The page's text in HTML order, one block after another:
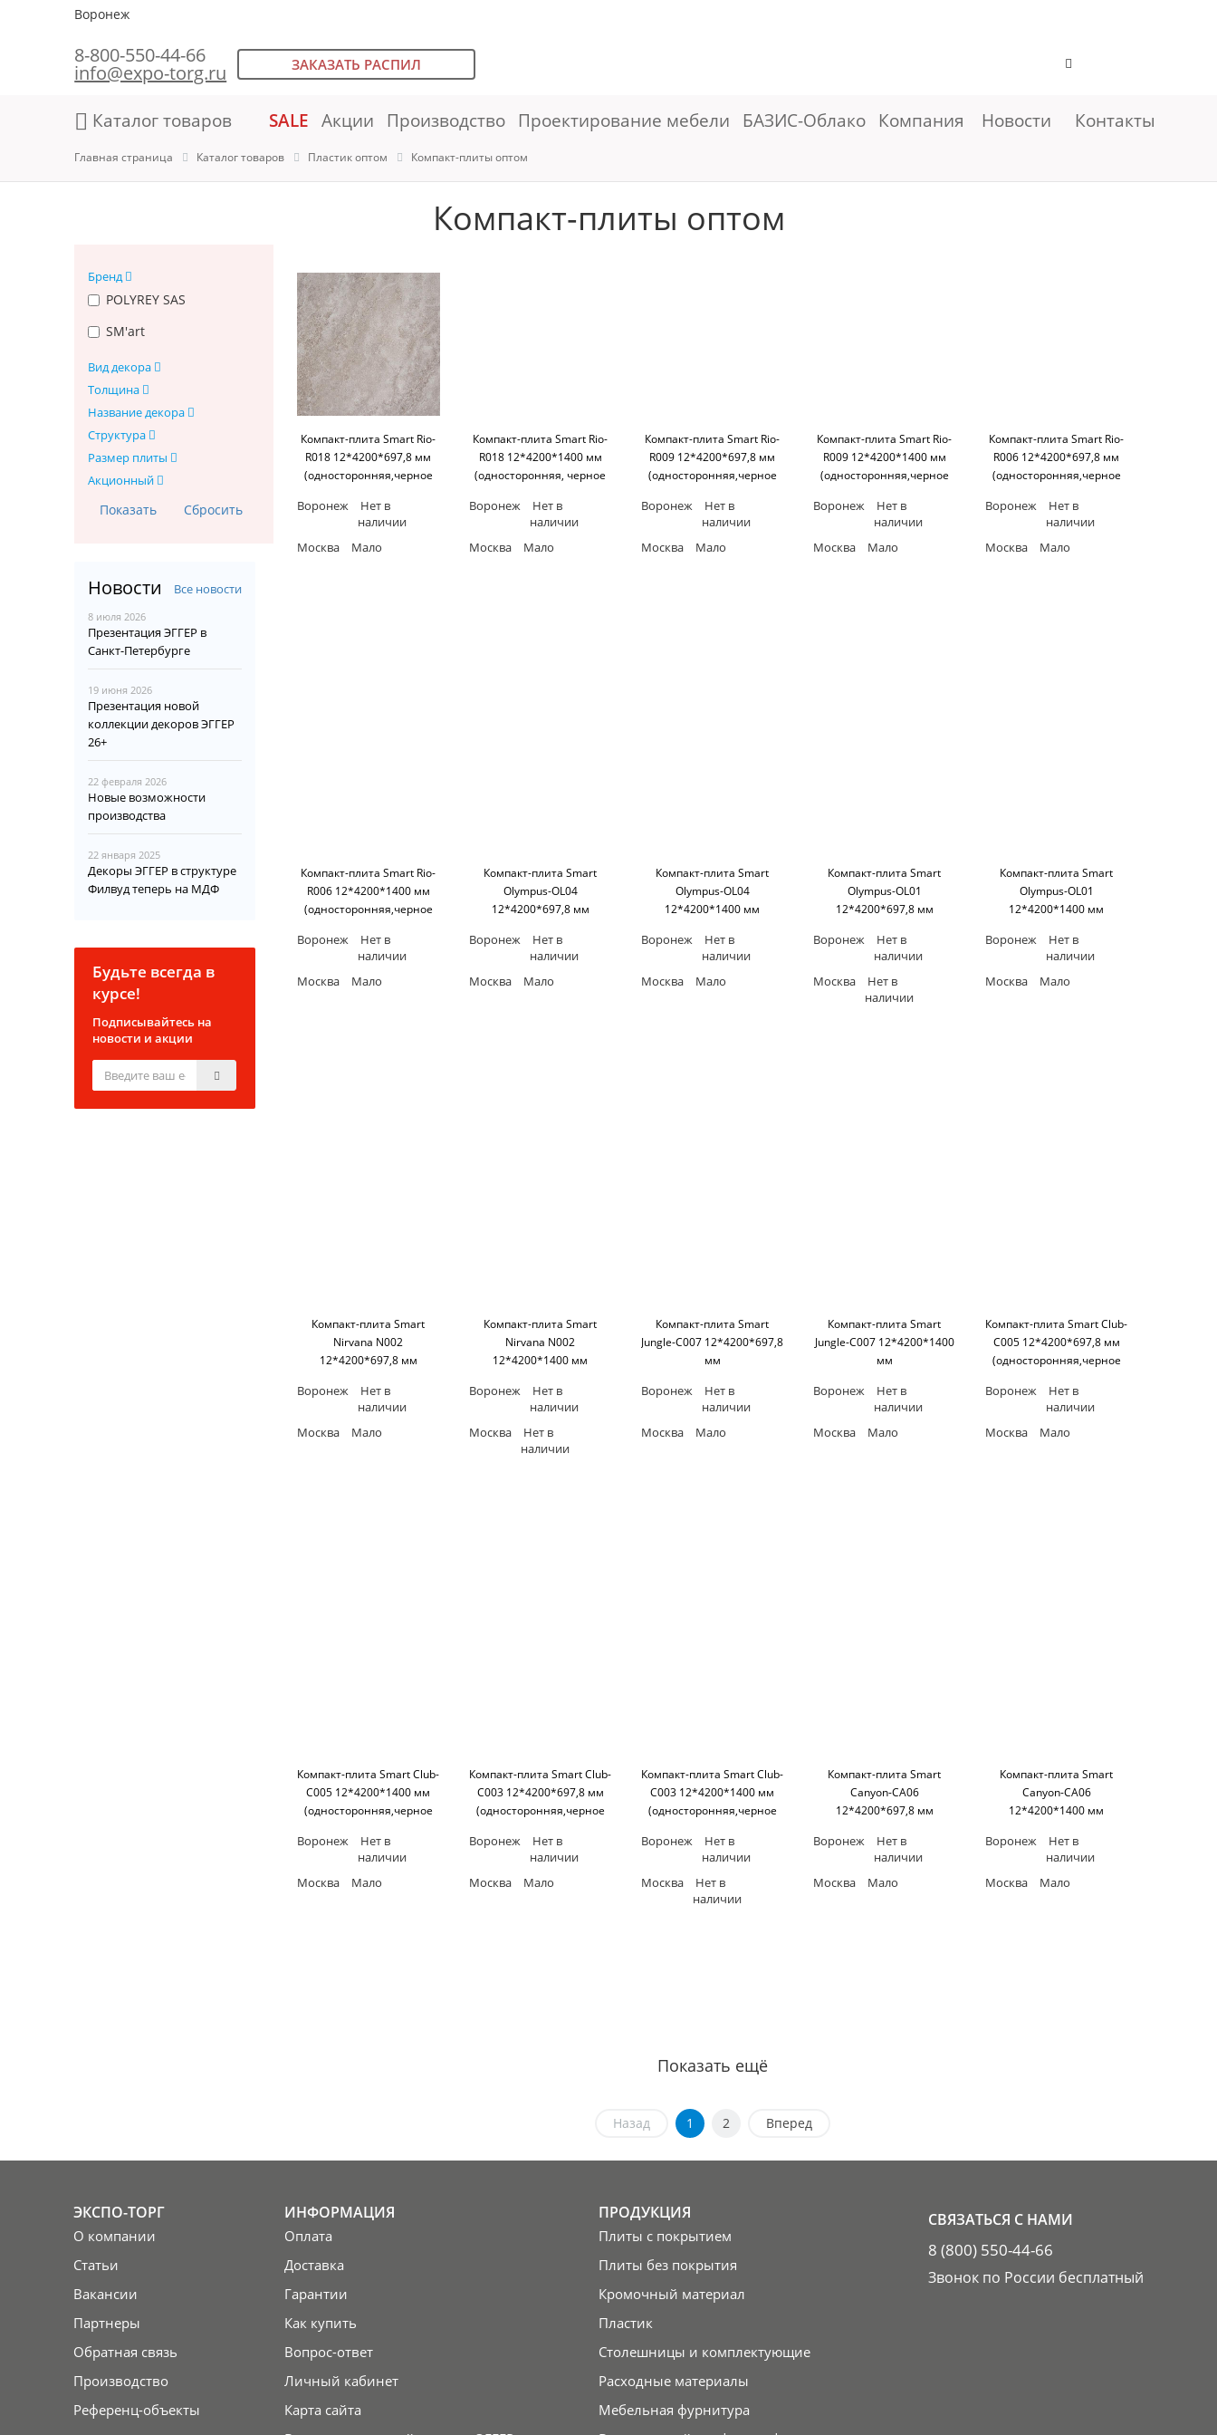
Воронеж
8-800-550-44-66
info@expo-torg.ru ЗАКАЗАТЬ РАСПИЛ
Каталог товаров SALE Акции Производство Проектирование мебели БАЗИС-Облако Компания Новости Контакты
Главная страница Каталог товаров Пластик оптом Компакт-плиты оптом
Компакт-плиты оптом
Бренд
POLYREY SAS
SM'art
Вид декора
Толщина
Название декора
Структура
Размер плиты
Акционный
Новости Все новости
8 июля 2026
Презентация ЭГГЕР в
Санкт-Петербурге
19 июня 2026
Презентация новой
коллекции декоров ЭГГЕР
26+
22 февраля 2026
Новые возможности
производства
22 января 2025
Декоры ЭГГЕР в структуре
Филвуд теперь на МДФ
Будьте всегда в
курсе!
Подписывайтесь на
новости и акции
Компакт-плита Smart Rio-
R018 12*4200*697,8 мм
(односторонняя,черное
Воронеж
Нет в
наличии
Москва
Мало
Компакт-плита Smart Rio-
R018 12*4200*1400 мм
(односторонняя, черное
Воронеж
Нет в
наличии
Москва
Мало
Компакт-плита Smart Rio-
R009 12*4200*697,8 мм
(односторонняя,черное
Воронеж
Нет в
наличии
Москва
Мало
Компакт-плита Smart Rio-
R009 12*4200*1400 мм
(односторонняя,черное
Воронеж
Нет в
наличии
Москва
Мало
Компакт-плита Smart Rio-
R006 12*4200*697,8 мм
(односторонняя,черное
Воронеж
Нет в
наличии
Москва
Мало
Компакт-плита Smart Rio-
R006 12*4200*1400 мм
(односторонняя,черное
Воронеж
Нет в
наличии
Москва
Мало
Компакт-плита Smart
Olympus-OL04
12*4200*697,8 мм
основание) SM'art
Воронеж
Нет в
наличии
Москва
Мало
Компакт-плита Smart
Olympus-OL04
12*4200*1400 мм
основание) SM'art
Воронеж
Нет в
наличии
Москва
Мало
Компакт-плита Smart
Olympus-OL01
12*4200*697,8 мм
основание) SM'art
Воронеж
Нет в
наличии
Москва
Нет в
наличии
Компакт-плита Smart
Olympus-OL01
12*4200*1400 мм
основание) SM'art
Воронеж
Нет в
наличии
Москва
Мало
Компакт-плита Smart
Nirvana N002
12*4200*697,8 мм
основание) SM'art
Воронеж
Нет в
наличии
Москва
Мало
Компакт-плита Smart
Nirvana N002
12*4200*1400 мм
основание) SM'art
Воронеж
Нет в
наличии
Москва
Нет в
наличии
Компакт-плита Smart
Jungle-C007 12*4200*697,8
мм
основание) SM'art
Воронеж
Нет в
наличии
Москва
Мало
Компакт-плита Smart
Jungle-C007 12*4200*1400
мм
основание) SM'art
Воронеж
Нет в
наличии
Москва
Мало
Компакт-плита Smart Club-
C005 12*4200*697,8 мм
(односторонняя,черное
Воронеж
Нет в
наличии
Москва
Мало
Компакт-плита Smart Club-
C005 12*4200*1400 мм
(односторонняя,черное
Воронеж
Нет в
наличии
Москва
Мало
Компакт-плита Smart Club-
C003 12*4200*697,8 мм
(односторонняя,черное
Воронеж
Нет в
наличии
Москва
Мало
Компакт-плита Smart Club-
C003 12*4200*1400 мм
(односторонняя,черное
Воронеж
Нет в
наличии
Москва
Нет в
наличии
Компакт-плита Smart
Canyon-CA06
12*4200*697,8 мм
основание) SM'art
Воронеж
Нет в
наличии
Москва
Мало
Компакт-плита Smart
Canyon-CA06
12*4200*1400 мм
основание) SM'art
Воронеж
Нет в
наличии
Москва
Мало
Показать ещё
Назад 1 2 Вперед
ЭКСПО-ТОРГ
О компании
Статьи
Вакансии
Партнеры
Обратная связь
Производство
Референц-объекты
ИНФОРМАЦИЯ
Оплата
Доставка
Гарантии
Как купить
Вопрос-ответ
Личный кабинет
Карта сайта
ПРОДУКЦИЯ
Плиты с покрытием
Плиты без покрытия
Кромочный материал
Пластик
Столешницы и комплектующие
Расходные материалы
Мебельная фурнитура
СВЯЗАТЬСЯ С НАМИ
8 (800) 550-44-66
Звонок по России бесплатный